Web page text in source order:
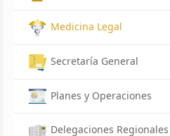
Medicina Legal
Secretaría General
Planes y Operaciones
Delegaciones Regionales